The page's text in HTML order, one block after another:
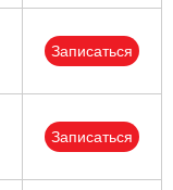
Записаться
Записаться